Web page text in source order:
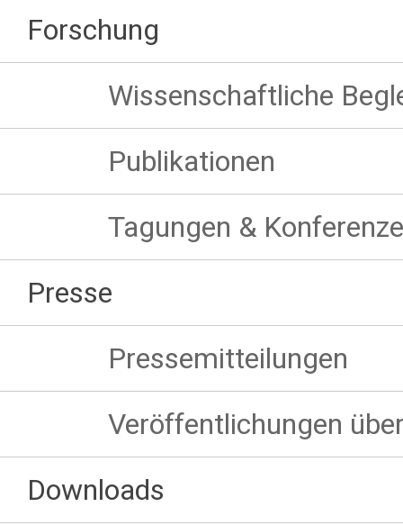
Forschung
Wissenschaftliche
Publikationen
Tagungen &
Presse
Pressemitteilungen
Veröffentlichungen
Downloads